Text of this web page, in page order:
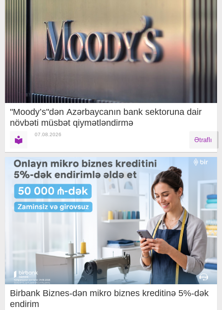
"Moody’s"dən Azərbaycanın bank sektoruna dair
növbəti müsbət qiymətləndirmə
07.08.2026
Ətraflı
Birbank Biznes-dən mikro biznes kreditinə 5%-dək
endirim